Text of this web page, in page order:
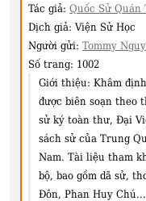
Tác giả: Quốc Sử Quán
Dịch giả: Viện Sử Học
Người gửi: Tommy
Số trang: 1002
Giới thiệu: Khâm
được biên soạn theo
sử ký toàn thư, Đại
sách sử của Trung
Nam. Tài liệu tham
bộ, bao gồm dã sử,
Đôn, Phan Huy